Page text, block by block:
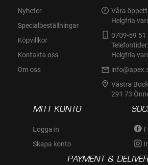
Nyheter
Specialbeställningar
Köpvillkor
Kontakta oss
Om oss
Våra
Helgfria
0709-59 51
Telefontider:
Helgfria
Västra
291 73
MITT KONTO
Logga in
Skapa konto
PAYMENT &